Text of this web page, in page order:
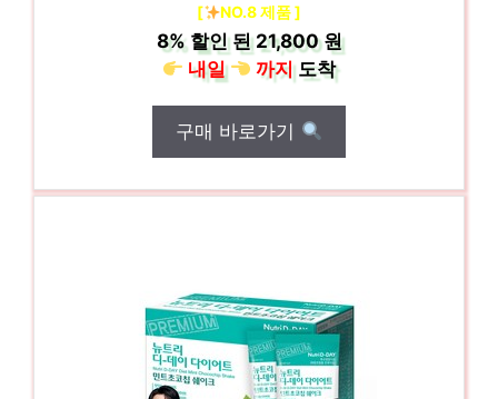
[ NO.8 제품 ]
8%할인 된21,800 원
내일
까지도착
구매 바로가기